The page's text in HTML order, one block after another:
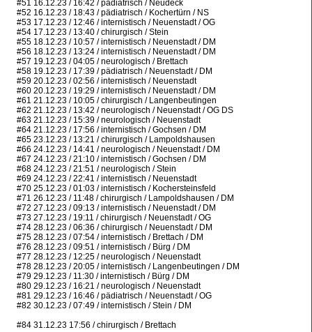
#51 16.12.23 / 16:42 / pädiatrisch / Neudeck
#52 16.12.23 / 18:43 / pädiatrisch / Kochertürn / NS
#53 17.12.23 / 12:46 / internistisch / Neuenstadt / OG
#54 17.12.23 / 13:40 / chirurgisch / Stein
#55 18.12.23 / 10:57 / internistisch / Neuenstadt / DM
#56 18.12.23 / 13:24 / internistisch / Neuenstadt / DM
#57 19.12.23 / 04:05 / neurologisch / Brettach
#58 19.12.23 / 17:39 / pädiatrisch / Neuenstadt / DM
#59 20.12.23 / 02:56 / internistisch / Neuenstadt
#60 20.12.23 / 19:29 / internistisch / Neuenstadt / DM
#61 21.12.23 / 10:05 / chirurgisch / Langenbeutingen
#62 21.12.23 / 13:42 / neurologisch / Neuenstadt / OG DS
#63 21.12.23 / 15:39 / neurologisch / Neuenstadt
#64 21.12.23 / 17:56 / internistisch / Gochsen / DM
#65 23.12.23 / 13:21 / chirurgisch / Lampoldshausen
#66 24.12.23 / 14:41 / neurologisch / Neuenstadt / DM
#67 24.12.23 / 21:10 / internistisch / Gochsen / DM
#68 24.12.23 / 21:51 / neurologisch / Stein
#69 24.12.23 / 22:41 / internistisch / Neuenstadt
#70 25.12.23 / 01:03 / internistisch / Kochersteinsfeld
#71 26.12.23 / 11:48 / chirurgisch / Lampoldshausen / DM
#72 27.12.23 / 09:13 / internistisch / Neuenstadt / DM
#73 27.12.23 / 19:11 / chirurgisch / Neuenstadt / OG
#74 28.12.23 / 06:36 / chirurgisch / Neuenstadt / DM
#75 28.12.23 / 07:54 / internistisch / Brettach / DM
#76 28.12.23 / 09:51 / internistisch / Bürg / DM
#77 28.12.23 / 12:25 / neurologisch / Neuenstadt
#78 28.12.23 / 20:05 / internistisch / Langenbeutingen / DM
#79 29.12.23 / 11:30 / internistisch / Bürg / DM
#80 29.12.23 / 16:21 / neurologisch / Neuenstadt
#81 29.12.23 / 16:46 / pädiatrisch / Neuenstadt / OG
#82 30.12.23 / 07:49 / internistisch / Stein / DM
#84 31.12.23 17:56 / chirurgisch / Brettach